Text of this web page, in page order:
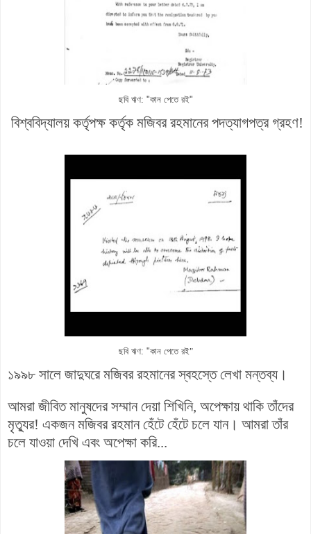
ছবি ঋণ: "কান পেতে রই"
বিশ্ববিদ্যালয় কর্তৃপক্ষ কর্তৃক মজিবর রহমানের পদত্যাগপত্র গ্রহণ!
ছবি ঋণ: "কান পেতে রই"
১৯৯৮ সালে জাদুঘরে মজিবর রহমানের স্বহস্তে লেখা মন্তব্য।
আমরা জীবিত মানুষদের সম্মান দেয়া শিখিনি, অপেক্ষায় থাকি তাঁদের
মৃত্যুর! একজন মজিবর রহমান হেঁটে হেঁটে চলে যান। আমরা তাঁর
চলে যাওয়া দেখি এবং অপেক্ষা করি...